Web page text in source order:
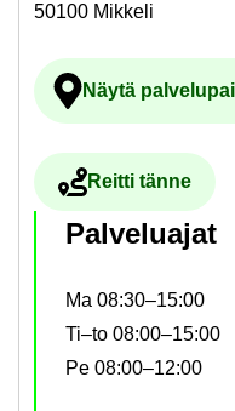
50100 Mikkeli
Näytä
Ul­koi­nen
Reit­ti tänne
Pal­ve­lua­jat
Ma 08:30–15:00
Ti–to 08:00–15:00
Pe 08:00–12:00